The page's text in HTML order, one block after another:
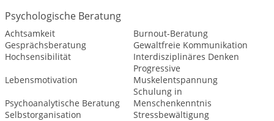
Psychologische Beratung
Achtsamkeit
Burnout-Beratung
Gesprächsberatung
Gewaltfreie Kommunikation
Hochsensibilität
Interdisziplinäres Denken
Lebensmotivation
Progressive
Muskelentspannung
Psychoanalytische Beratung
Schulung in
Menschenkenntnis
Selbstorganisation
Stressbewältigung